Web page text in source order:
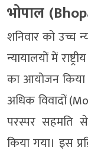
भोपाल
शनिवार को उच्च
न्यायालयों में
का आयोजन किया
अधिक विवादों
परस्पर सहमति
किया गया। इस